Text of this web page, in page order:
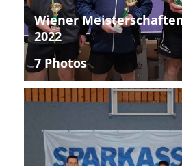
Wiener
2022
7 Photos